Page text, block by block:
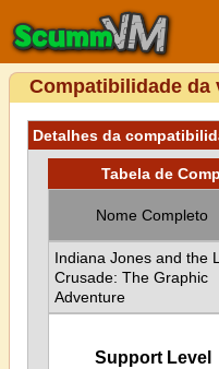
Compatibilidade da
Detalhes da
Tabela de
Nome Completo
Indiana Jones and the
Crusade: The Graphic
Adventure
Support Level